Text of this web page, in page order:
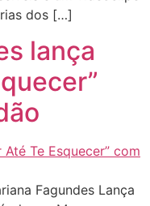
dos […]
lança
Fagundes Lança